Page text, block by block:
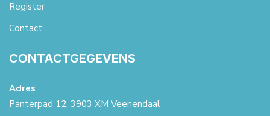
Register
Contact
CONTACTGEGEVENS
Adres
Panterpad 12, 3903 XM Veenendaal